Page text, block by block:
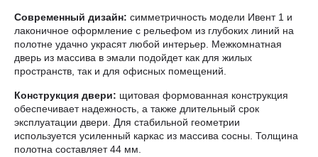
Современный дизайн: симметричность модели Ивент 1 и
лаконичное оформление с рельефом из глубоких линий на
полотне удачно украсят любой интерьер. Межкомнатная
дверь из массива в эмали подойдет как для жилых
пространств, так и для офисных помещений.
Конструкция двери: щитовая формованная конструкция
обеспечивает надежность, а также длительный срок
эксплуатации двери. Для стабильной геометрии
используется усиленный каркас из массива сосны. Толщина
полотна составляет 44 мм.